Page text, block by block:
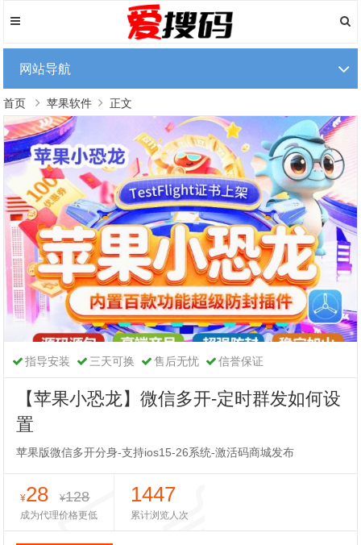
网站导航
首页 苹果软件 正文
指导安装 三天可换 售后无忧 信誉保证
【苹果小恐龙】微信多开-定时群发如何设
置
苹果版微信多开分身-支持ios15-26系统-激活码商城发布
¥28 ¥128
成为代理价格更低
1447
累计浏览人次